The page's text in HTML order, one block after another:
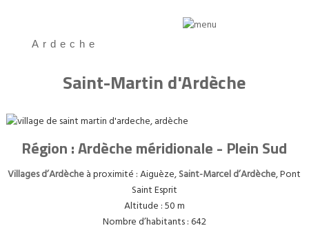
Ardeche
Saint-Martin d'Ardèche
Région : Ardèche méridionale - Plein Sud
Villages d’Ardècheà proximité : Aiguèze,Saint-Marcel d’Ardèche, Pont
Saint Esprit
Altitude : 50 m
Nombre d’habitants : 642